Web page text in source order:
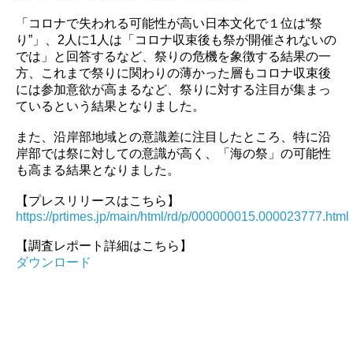
「コロナで失われる可能性が高い日本文化で１位は“祭
り”」、2人に1人は「コロナ収束後も祭が開催されないの
では」と回答するなど、祭りの危機を象徴する結果の一
方、これまで祭りに関わりの薄かった層もコロナ収束後
には参加意欲が高まるなど、祭りに対する注目が集まっ
ているという結果となりました。
また、沿岸部地域との意識差に注目したところ、特に沿
岸部では祭に対しての意識が高く、「海の祭」の可能性
も高まる結果となりました。
【プレスリリースはこちら】
https://prtimes.jp/main/html/rd/p/000000015.000023777.html
【調査レポート詳細はこちら】
ダウンロード